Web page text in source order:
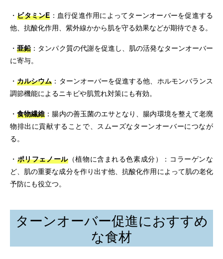
・ビタミンE ：血行促進作用によってターンオーバーを促進する
他、抗酸化作用、紫外線かから肌を守る効果などが期待できる。
・亜鉛：タンパク質の代謝を促進し、肌の活発なターンオーバー
に寄与。
・カルシウム ：ターンオーバーを促進する他、ホルモンバランス
調節機能によるニキビや肌荒れ対策にも有効。
・食物繊維 ：腸内の善玉菌のエサとなり、腸内環境を整えて老廃
物排出に貢献することで、スムーズなターンオーバーにつなが
る。
・ ポリフェノール（植物に含まれる色素成分）：コラーゲンな
ど、肌の重要な成分を作り出す他、抗酸化作用によって肌の老化
予防にも役立つ。
ターンオーバー促進におすすめ
な食材